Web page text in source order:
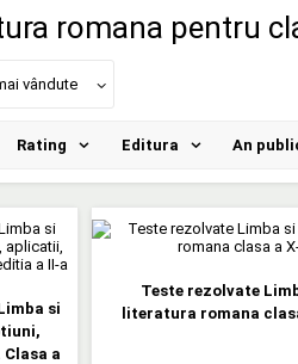
romana pentru
vândute
Rating Editura An
si
a
Teste rezolvate
literatura romana